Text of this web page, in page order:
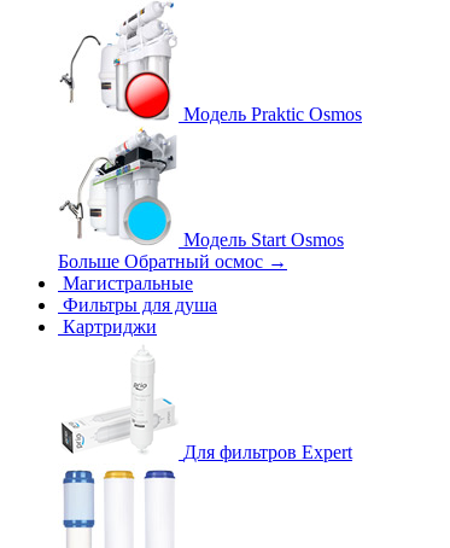
Модель Praktic Osmos
Модель Start Osmos
Больше Обратный осмос →
Магистральные
Фильтры для душа
Картриджи
Для фильтров Expert